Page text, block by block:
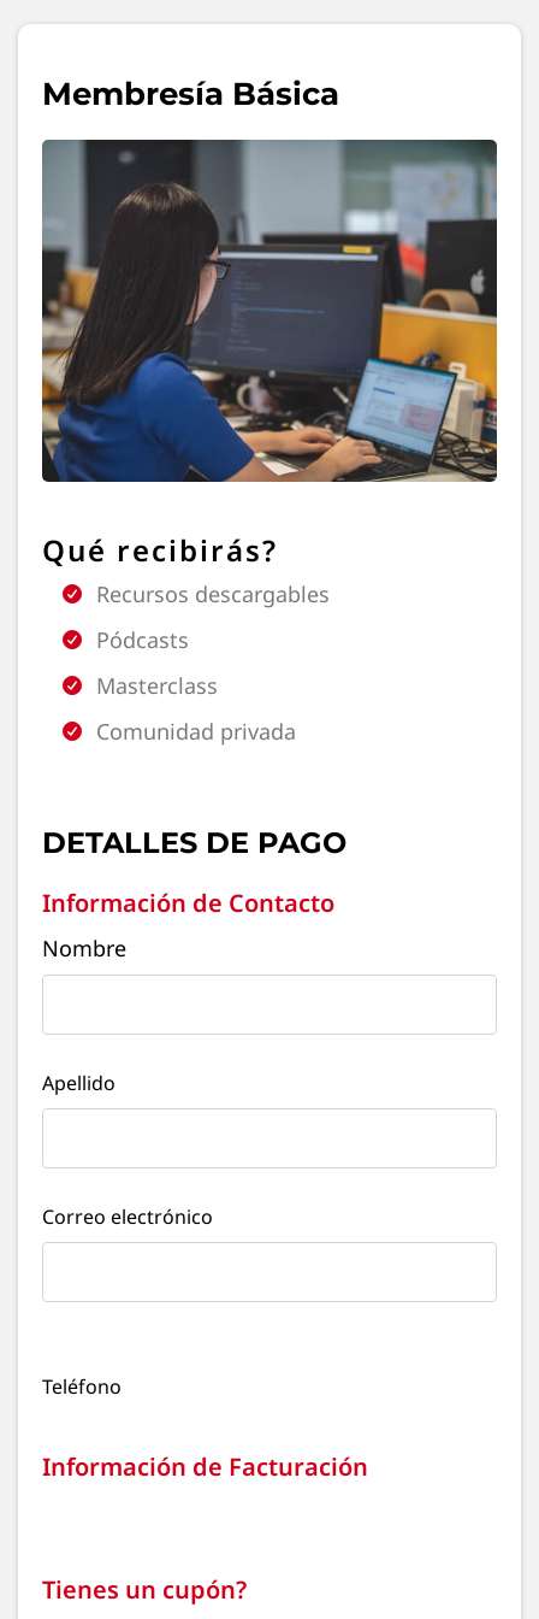
DETALLES DE PAGO
Información de Contacto
Nombre
Apellido
Correo electrónico
Teléfono
Información de Facturación
Tienes un cupón?
Membresía Básica
Qué recibirás?
Recursos descargables
Pódcasts
Masterclass
Comunidad privada